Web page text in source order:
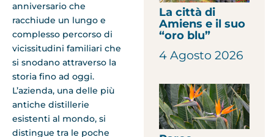
anniversario che
racchiude un lungo e
complesso percorso di
vicissitudini familiari che
si snodano attraverso la
storia fino ad oggi.
L’azienda, una delle più
antiche distillerie
esistenti al mondo, si
distingue tra le poche
La città di
Amiens e il suo
“oro blu”
4 Agosto 2026